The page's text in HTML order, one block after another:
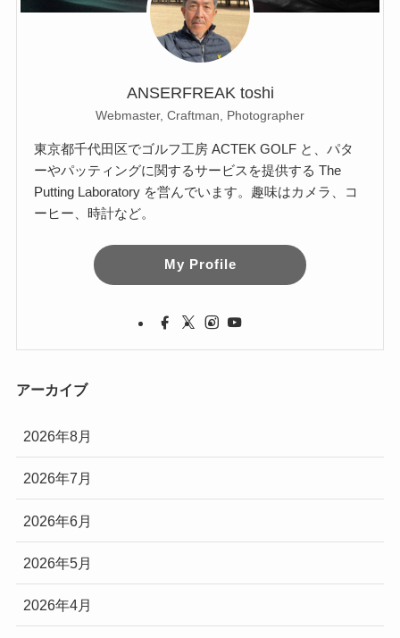
ANSERFREAK toshi
Webmaster, Craftman, Photographer
東京都千代田区でゴルフ工房 ACTEK GOLF と、パタ
ーやパッティングに関するサービスを提供する The
Putting Laboratory を営んでいます。趣味はカメラ、コ
ーヒー、時計など。
My Profile
アーカイブ
2026年8月
2026年7月
2026年6月
2026年5月
2026年4月